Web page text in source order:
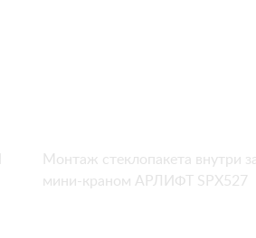
Монтаж стеклопакета внутри
мини-краном АРЛИФТ SPX527